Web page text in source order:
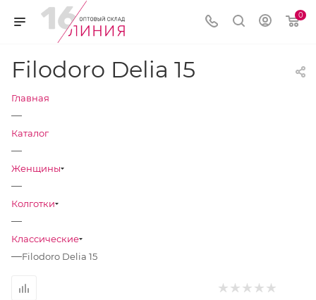
0
Filodoro Delia 15
Главная
—
Каталог
—
Женщины
—
Колготки
—
Классические
—Filodoro Delia 15